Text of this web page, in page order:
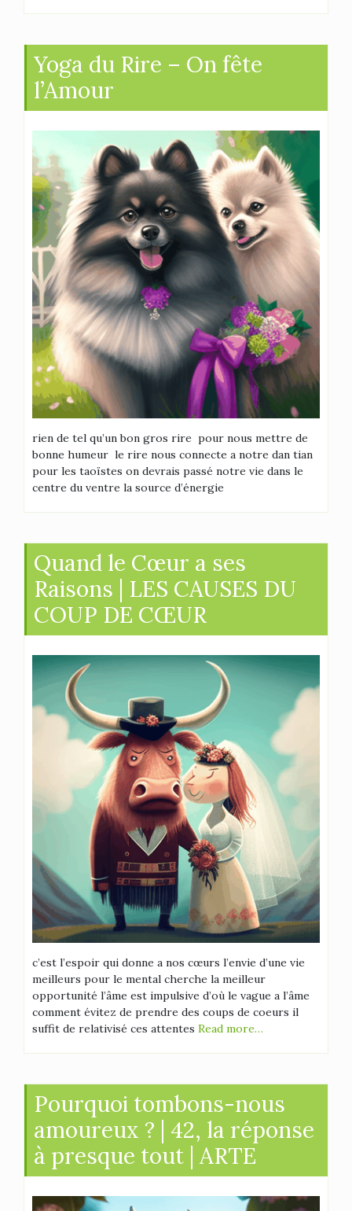
Yoga du Rire – On fête
l’Amour
rien de tel qu’un bon gros rire pour nous mettre de
bonne humeur le rire nous connecte a notre dan tian
pour les taoïstes on devrais passé notre vie dans le
centre du ventre la source d’énergie
Quand le Cœur a ses
Raisons | LES CAUSES DU
COUP DE CŒUR
c’est l’espoir qui donne a nos cœurs l’envie d’une vie
meilleurs pour le mental cherche la meilleur
opportunité l’âme est impulsive d’où le vague a l’âme
comment évitez de prendre des coups de coeurs il
suffit de relativisé ces attentes Read more…
Pourquoi tombons-nous
amoureux ? | 42, la réponse
à presque tout | ARTE